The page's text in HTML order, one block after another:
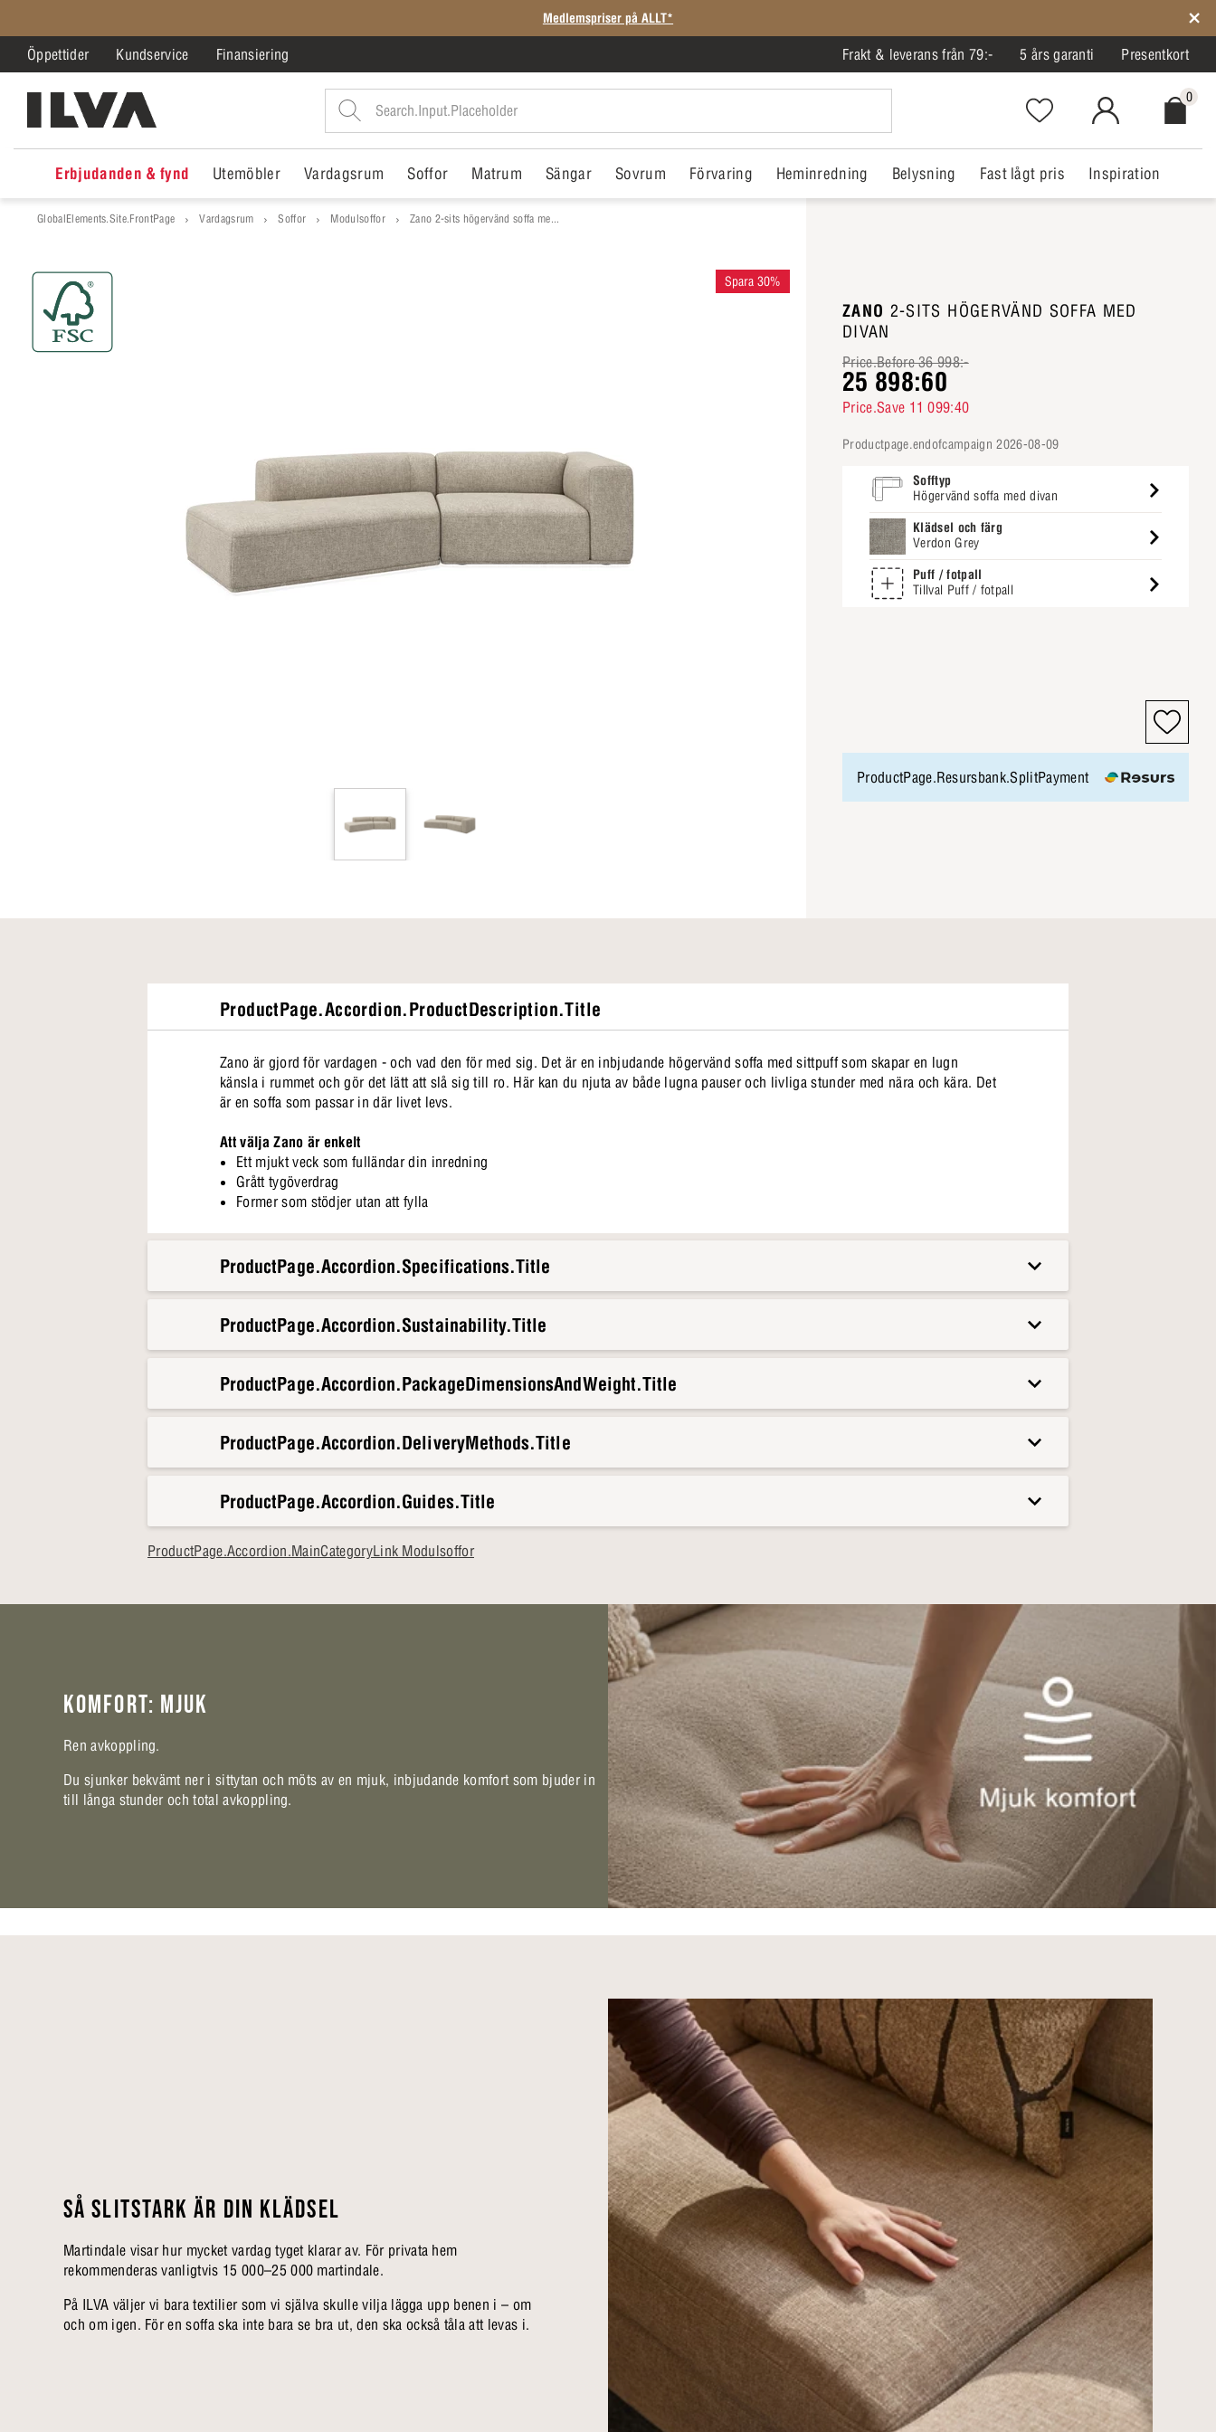
Medlemspriser på ALLT*
Öppettider Kundservice Finansiering Frakt & leverans från 79:- 5 års garanti Presentkort
Favorites.NavigationButton.Text
MitIlva.Login
0
Erbjudanden & fynd Utemöbler Vardagsrum Soffor Matrum Sängar Sovrum Förvaring Heminredning Belysning Fast lågt pris Inspiration
GlobalElements.Site.FrontPage Vardagsrum Soffor Modulsoffor Zano 2-sits högervänd soffa me...
Spara 30%
ZANO 2-SITS HÖGERVÄND SOFFA MED
DIVAN
Price.Before 36 998:-
25 898:60
Price.Save 11 099:40
productpage.endofcampaign 2026-08-09
Sofftyp
Högervänd soffa med divan
Klädsel och färg
Verdon Grey
Puff / fotpall
Tillval Puff / fotpall
ProductPage.Resursbank.SplitPayment
ProductPage.Accordion.ProductDescription.Title
Zano är gjord för vardagen - och vad den för med sig. Det är en inbjudande högervänd soffa med sittpuff som skapar en lugn
känsla i rummet och gör det lätt att slå sig till ro. Här kan du njuta av både lugna pauser och livliga stunder med nära och kära. Det
är en soffa som passar in där livet levs.
Att välja Zano är enkelt
Ett mjukt veck som fulländar din inredning
Grått tygöverdrag
Former som stödjer utan att fylla
ProductPage.Accordion.Specifications.Title
ProductPage.Accordion.Sustainability.Title
ProductPage.Accordion.PackageDimensionsAndWeight.Title
ProductPage.Accordion.DeliveryMethods.Title
ProductPage.Accordion.Guides.Title
ProductPage.Accordion.MainCategoryLink Modulsoffor
KOMFORT: MJUK
Ren avkoppling.
Du sjunker bekvämt ner i sittytan och möts av en mjuk, inbjudande komfort som bjuder in
till långa stunder och total avkoppling.
SÅ SLITSTARK ÄR DIN KLÄDSEL
Martindale visar hur mycket vardag tyget klarar av. För privata hem
rekommenderas vanligtvis 15 000–25 000 martindale.
På ILVA väljer vi bara textilier som vi själva skulle vilja lägga upp benen i – om
och om igen. För en soffa ska inte bara se bra ut, den ska också tåla att levas i.